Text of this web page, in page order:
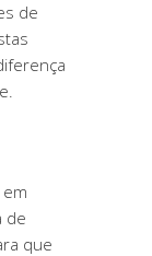
de
de
que